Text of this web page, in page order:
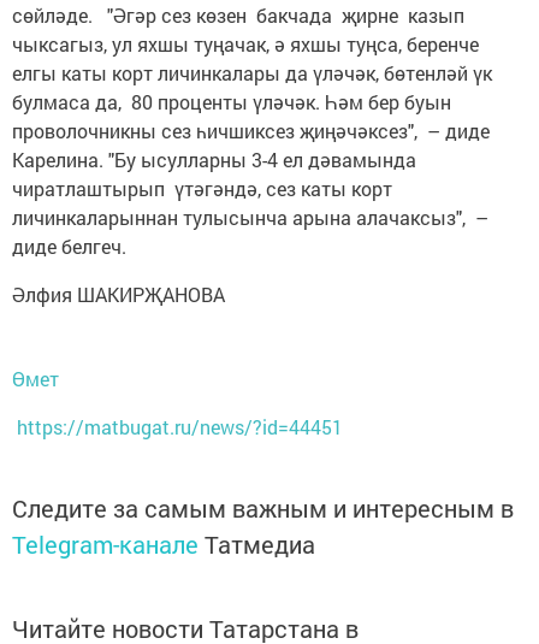
сөйләде. "Әгәр сез көзен бакчада җирне казып
чыксагыз, ул яхшы туңачак, ә яхшы туңса, беренче
елгы каты корт личинкалары да үләчәк, бөтенләй үк
булмаса да, 80 проценты үләчәк. Һәм бер буын
проволочникны сез һичшиксез җиңәчәксез", – диде
Карелина. "Бу ысулларны 3-4 ел дәвамында
чиратлаштырып үтәгәндә, сез каты корт
личинкаларыннан тулысынча арына алачаксыз", –
диде белгеч.
Әлфия ШАКИРҖАНОВА
Өмет
https://matbugat.ru/news/?id=44451
Следите за самым важным и интересным в
Telegram-канале Татмедиа
Читайте новости Татарстана в